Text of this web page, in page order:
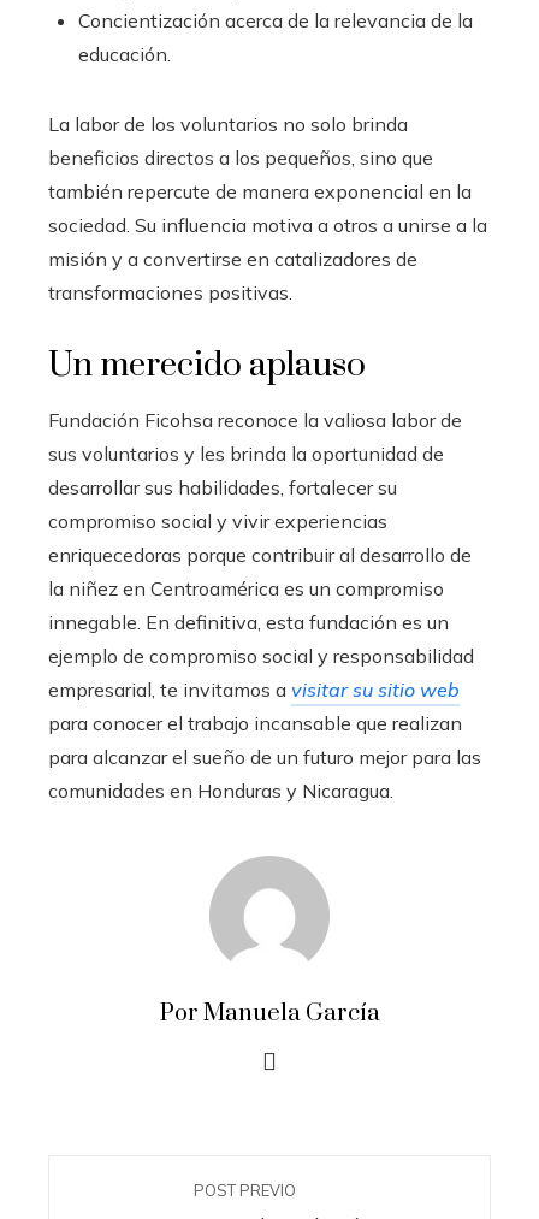
Concientización acerca de la relevancia de la
educación.
La labor de los voluntarios no solo brinda
beneficios directos a los pequeños, sino que
también repercute de manera exponencial en la
sociedad. Su influencia motiva a otros a unirse a la
misión y a convertirse en catalizadores de
transformaciones positivas.
Un merecido aplauso
Fundación Ficohsa reconoce la valiosa labor de
sus voluntarios y les brinda la oportunidad de
desarrollar sus habilidades, fortalecer su
compromiso social y vivir experiencias
enriquecedoras porque contribuir al desarrollo de
la niñez en Centroamérica es un compromiso
innegable. En definitiva, esta fundación es un
ejemplo de compromiso social y responsabilidad
empresarial, te invitamos a visitar su sitio web
para conocer el trabajo incansable que realizan
para alcanzar el sueño de un futuro mejor para las
comunidades en Honduras y Nicaragua.
Por Manuela García
POST PREVIO